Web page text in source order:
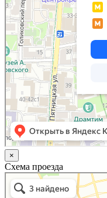
×
Схема проезда
Казань
Малый Татарский переулок, 8
Яндекс.Карты